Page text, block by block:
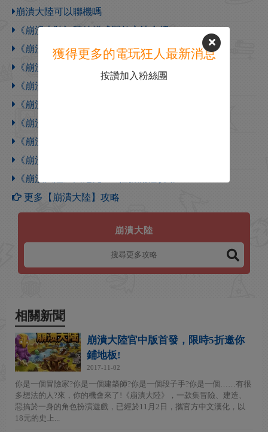
崩潰大陸可以聯機嗎
《崩潰大陸》硬核模式開啟方法介紹
《崩潰大陸》超級斧獲得方法介紹
《崩潰大陸》怪物雕像成就解鎖技巧分享
《崩潰大陸》速殺史詩怪物技巧分享
《崩潰大陸》IHO boss任務流程攻略
《崩潰大陸》EMG boss任務流程攻略
《崩潰大陸》破特提boss任務流程攻略
《崩潰大陸》圖瑪boss任務流程攻略
《崩潰大陸》因尼克boss任務流程攻略
更多【崩潰大陸】攻略
崩潰大陸
相關新聞
崩潰大陸官中版首發，限時5折邀你
鋪地板!
2017-11-02
你是一個冒險家?你是一個建築師?你是一個段子手?你是一個……有很
多想法的人?來，你的機會來了!《崩潰大陸》，一款集冒險、建造、
惡搞於一身的角色扮演遊戲，已經於11月2日，攜官方中文漢化，以
18元的史上...
獲得更多的電玩狂人最新消息
按讚加入粉絲團